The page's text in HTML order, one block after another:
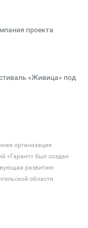
проекта
«Живица» под
организация
«Гарант» был создан
развитию
области